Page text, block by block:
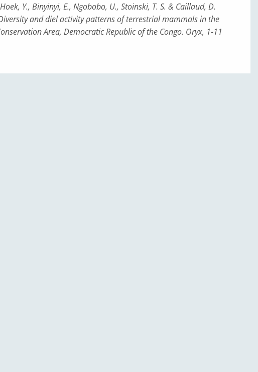
Y., Binyinyi, E., Ngobobo, U., Stoinski, T. S. & Caillaud, D.
and diel activity patterns of terrestrial mammals in the
Area, Democratic Republic of the Congo. Oryx, 1-11